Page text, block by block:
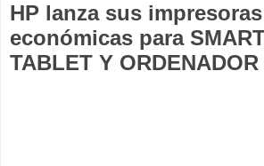
HP lanza sus impresoras
económicas para
TABLET Y ORDENADOR